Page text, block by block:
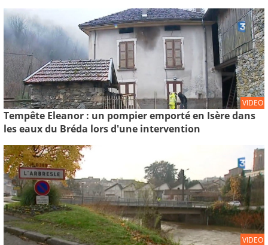
VIDEO
Tempête Eleanor : un pompier emporté en Isère dans
les eaux du Bréda lors d'une intervention
VIDEO